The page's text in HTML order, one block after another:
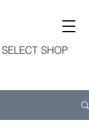
SHOP